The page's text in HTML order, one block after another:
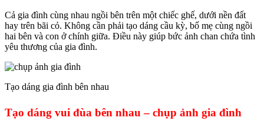
Cả gia đình cùng nhau ngồi bên trên một chiếc ghế, dưới nền đất
hay trên bãi cỏ. Không cần phải tạo dáng cầu kỳ, bố mẹ cùng ngồi
hai bên và con ở chính giữa. Điều này giúp bức ảnh chan chứa tình
yêu thương của gia đình.
Tạo dáng gia đình bên nhau
Tạo dáng vui đùa bên nhau – chụp ảnh gia đình